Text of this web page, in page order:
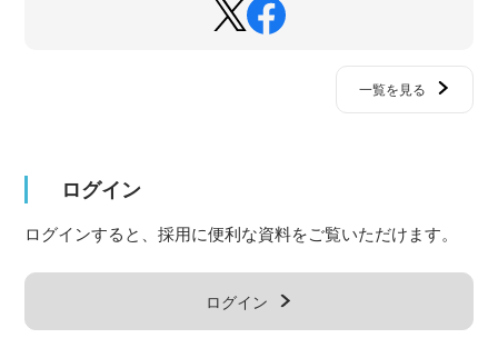
一覧を見る
ログイン
ログインすると、採用に便利な資料をご覧いただけます。
ログイン